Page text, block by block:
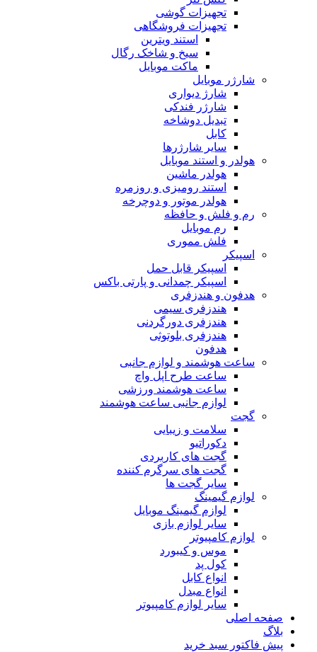
تجهیزات گوشی
تجهیزات فروشگاهی
استند ویترین
سیخ و شاخک رگال
ماکت موبایل
شارژر موبایل
شارژ دیواری
شارژر فندکی
تبدیل دوشاخه
کابل
سایر شارژرها
هولدر و استند موبایل
هولدر ماشین
استند رومیزی و روزمره
هولدر موتور و دوچرخه
رم و فلش و حافظه
رم موبایل
فلش مموری
اسپیکر
اسپیکر قابل حمل
اسپیکر چمدانی و پارتی باکس
هدفون و هندزفری
هندزفری سیمی
هندزفری دورگردنی
هندزفری بلوتوثی
هدفون
ساعت هوشمند و لوازم جانبی
ساعت طرح اپل واچ
ساعت هوشمند ورزشی
لوازم جانبی ساعت هوشمند
گجت
سلامت و زیبایی
دکوراتیو
گجت های کاربردی
گجت های سرگرم کننده
سایر گجت ها
لوازم گیمینگ
لوازم گیمینگ موبایل
سایر لوازم بازی
لوازم کامپیوتر
موس و کیبورد
کول پد
انواع کابل
انواع مبدل
سایر لوازم کامپیوتر
صفحه اصلی
بلاگ
پیش فاکتور سبد خرید